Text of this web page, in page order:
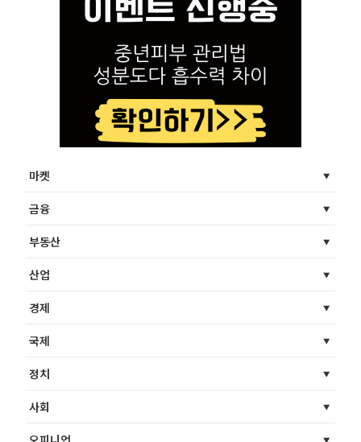
마켓
금융
부동산
산업
경제
국제
정치
사회